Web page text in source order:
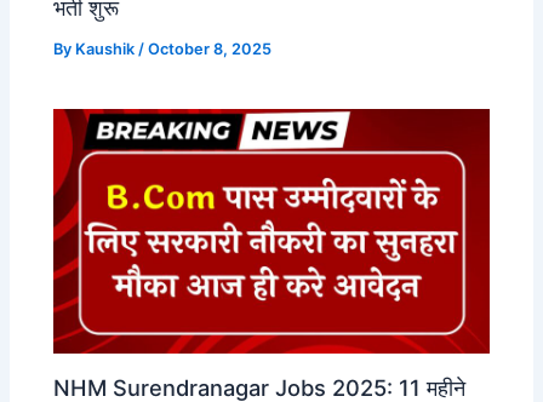
भर्ती शुरू
By Kaushik /October 8, 2025
NHM Surendranagar Jobs 2025: 11 महीने